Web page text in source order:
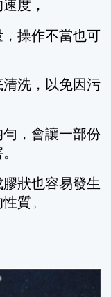
度，
操作不當也可
洗，以免因污
，會讓一部份
狀也容易發生
質。